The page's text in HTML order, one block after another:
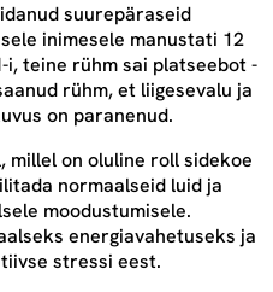
suurepäraseid
inimesele manustati 12
i, teine rühm sai platseebot -
rühm, et liigesevalu ja
on paranenud.
millel on oluline roll sidekoe
normaalseid luid ja
moodustumisele.
energiavahetuseks ja
stressi eest.